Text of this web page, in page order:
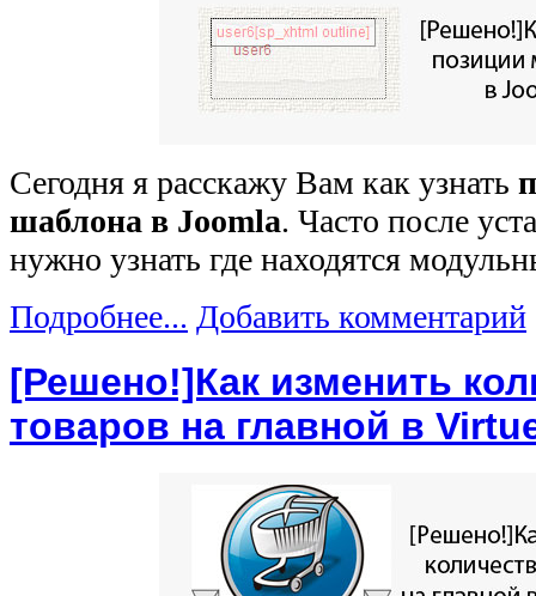
Сегодня я расскажу Вам как узнать
шаблона в Joomla. Часто после
нужно узнать где находятся
Подробнее... Добавить комментарий
[Решено!]Как изменить
товаров на главной в